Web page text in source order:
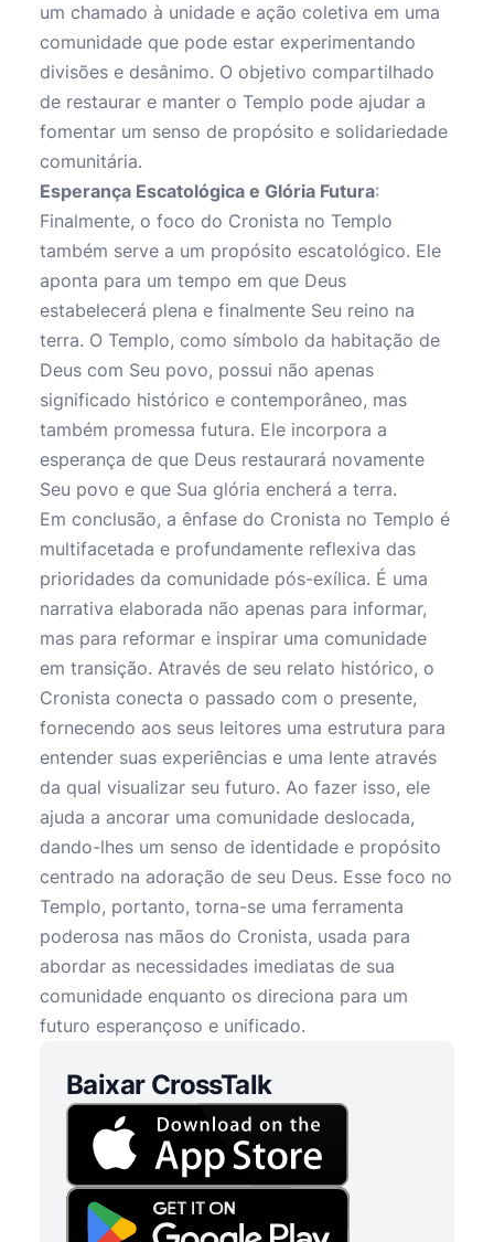
um chamado à unidade e ação coletiva em uma
comunidade que pode estar experimentando
divisões e desânimo. O objetivo compartilhado
de restaurar e manter o Templo pode ajudar a
fomentar um senso de propósito e solidariedade
comunitária.
Esperança Escatológica e Glória Futura:
Finalmente, o foco do Cronista no Templo
também serve a um propósito escatológico. Ele
aponta para um tempo em que Deus
estabelecerá plena e finalmente Seu reino na
terra. O Templo, como símbolo da habitação de
Deus com Seu povo, possui não apenas
significado histórico e contemporâneo, mas
também promessa futura. Ele incorpora a
esperança de que Deus restaurará novamente
Seu povo e que Sua glória encherá a terra.
Em conclusão, a ênfase do Cronista no Templo é
multifacetada e profundamente reflexiva das
prioridades da comunidade pós-exílica. É uma
narrativa elaborada não apenas para informar,
mas para reformar e inspirar uma comunidade
em transição. Através de seu relato histórico, o
Cronista conecta o passado com o presente,
fornecendo aos seus leitores uma estrutura para
entender suas experiências e uma lente através
da qual visualizar seu futuro. Ao fazer isso, ele
ajuda a ancorar uma comunidade deslocada,
dando-lhes um senso de identidade e propósito
centrado na adoração de seu Deus. Esse foco no
Templo, portanto, torna-se uma ferramenta
poderosa nas mãos do Cronista, usada para
abordar as necessidades imediatas de sua
comunidade enquanto os direciona para um
futuro esperançoso e unificado.
Baixar CrossTalk